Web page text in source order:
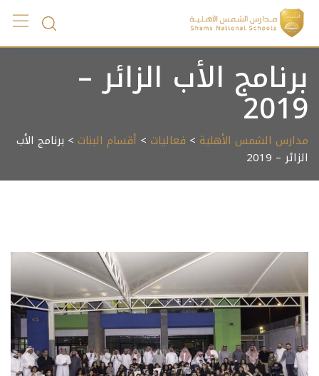
Skip
content
برنامج الأب الزائر –
2019
مدارس الشمس الأهلية > فعاليات > أقسام البنات > برنامج الأب
الزائر – 2019